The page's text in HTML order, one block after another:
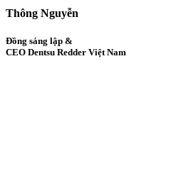
Thông Nguyễn
Đồng sáng lập &
CEO Dentsu Redder Việt Nam